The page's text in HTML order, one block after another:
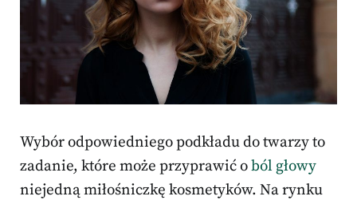
Wybór odpowiedniego podkładu do twarzy to
zadanie, które może przyprawić oból głowy
niejedną miłośniczkę kosmetyków. Na rynku